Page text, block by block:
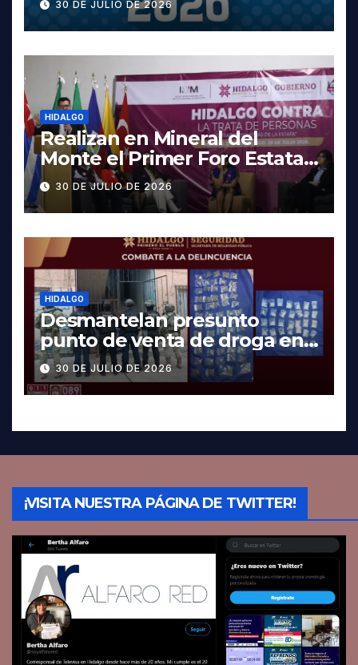
fechas y los precios
30 DE JULIO DE 2026
HIDALGO
Realizan en Mineral del
Monte el Primer Foro Estatal
contra la Trata de Personas
30 DE JULIO DE 2026
HIDALGO
Desmantelan presunto
punto de venta de droga en
Pachuca; hay dos detenidos
30 DE JULIO DE 2026
¡VISITA NUESTRA PÁGINA DE TWITTER!